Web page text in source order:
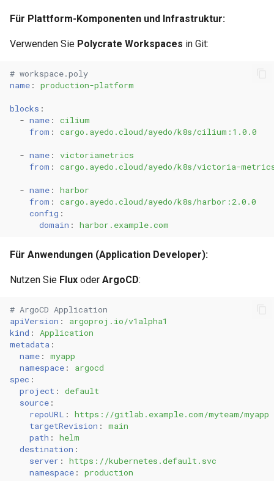
Für Plattform-Komponenten und Infrastruktur:
Verwenden Sie Polycrate Workspaces in Git:
# workspace.poly
name : production-platform
blocks :
- name :
cilium
from : cargo.ayedo.cloud/ayedo/k8s/cilium:1.0.0
- name :
victoriametrics
from : cargo.ayedo.cloud/ayedo/k8s/victoria-
- name :
harbor
from :
cargo.ayedo.cloud/ayedo/k8s/harbor:2.0.0
config :
domain : harbor.example.com
Für Anwendungen (Application Developer):
Nutzen Sie Flux oder ArgoCD:
# ArgoCD Application
apiVersion :
argoproj.io/v1alpha1
kind :
Application
metadata :
name :
myapp
namespace :
argocd
spec :
project :
default
source :
repoURL :
https://gitlab.example.com/myteam/myapp
targetRevision :
main
path :
helm
destination :
server :
https://kubernetes.default.svc
namespace :
production